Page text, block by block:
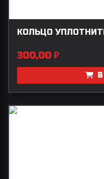
КОЛЬЦО
300,00 ₽